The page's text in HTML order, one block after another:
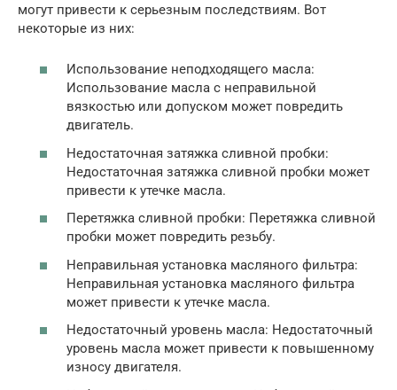
могут привести к серьезным последствиям. Вот
некоторые из них:
Использование неподходящего масла:
Использование масла с неправильной
вязкостью или допуском может повредить
двигатель.
Недостаточная затяжка сливной пробки:
Недостаточная затяжка сливной пробки может
привести к утечке масла.
Перетяжка сливной пробки: Перетяжка сливной
пробки может повредить резьбу.
Неправильная установка масляного фильтра:
Неправильная установка масляного фильтра
может привести к утечке масла.
Недостаточный уровень масла: Недостаточный
уровень масла может привести к повышенному
износу двигателя.